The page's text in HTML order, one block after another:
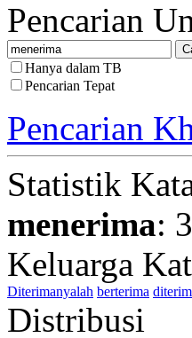
Pencarian
Hanya dalam TB
Pencarian Tepat
Pencarian
Statistik
menerima:
Keluarga
Diterimanyalah berterima
Distribusi